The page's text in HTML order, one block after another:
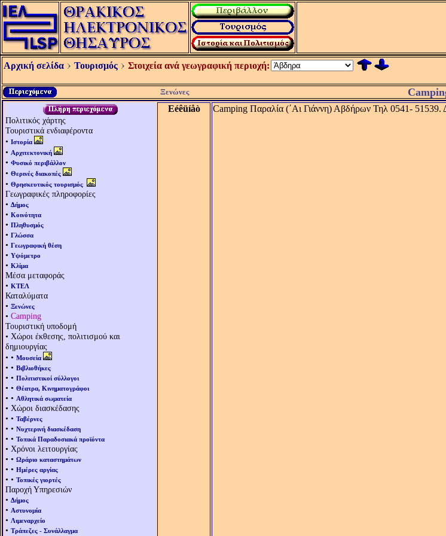
Αρχική σελίδα Τουρισμός Στοιχεία ανά γεωγραφική περιοχή:
Ξενώνες
Πολιτικός χάρτης
Τουριστικά ενδιαφέροντα
• Ιστορία
• Αρχιτεκτονική
• Φυσικό περιβάλλον
• Θερινές διακοπές
• Θρησκευτικός τουρισμός
Γεωγραφικές πληροφορίες
• Δήμος
• Κοινότητα
• Πληθυσμός
• Γλώσσα
• Γεωγραφική θέση
• Υψόμετρο
• Κλίμα
Μέσα μεταφοράς
• ΚΤΕΛ
Καταλύματα
• Ξενώνες
• Camping
Τουριστική υποδομή
• Χώροι έκθεσης, πολιτισμού και
δημιουργίας
• • Μουσεία
• • Βιβλιοθήκες
• • Πολιτιστικοί σύλλογοι
• • Θέατρα, Κινηματογράφοι
• • Αθλητικά σωματεία
• Χώροι διασκέδασης
• • Ταβέρνες
• • Νυχτερινή διασκέδαση
• • Τοπικά Παραδοσιακά προϊόντα
• Χρόνοι λειτουργίας
• • Ωράριο καταστημάτων
• • Ημέρες αργίας
• • Τοπικές γιορτές
Παροχή Υπηρεσιών
• Δήμος
• Αστυνομία
• Λιμεναρχείο
• Τράπεζες - Συνάλλαγμα
Eéêüíåò Camping Παραλία (΄Αι Γιάννη) Αβδήρων Τηλ 0541- 51539.